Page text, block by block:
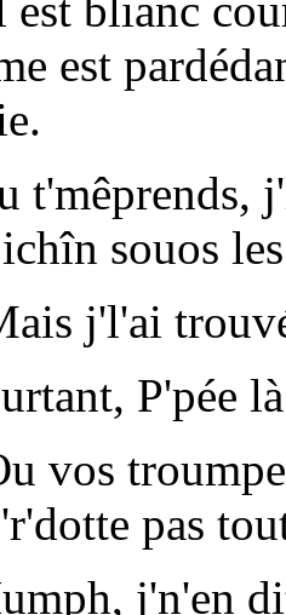
est
souos
j'l'ai
P'pée là
troumpez
pas
j'n'en